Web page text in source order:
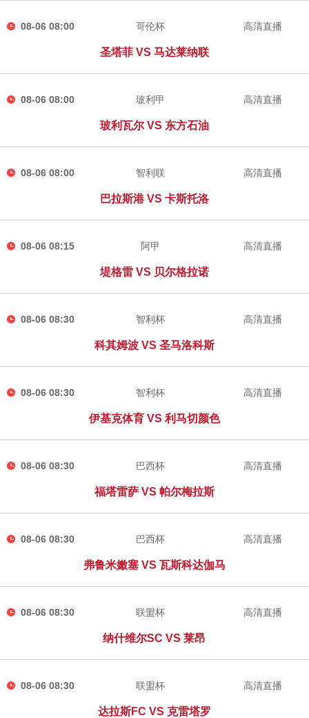
08-06 08:00 哥伦杯
圣塔菲 VS 马达莱纳联
高清直播
08-06 08:00 玻利甲
玻利瓦尔 VS 东方石油
高清直播
08-06 08:00 智利联
巴拉斯港 VS 卡斯托洛
高清直播
08-06 08:15 阿甲
堤格雷 VS 贝尔格拉诺
高清直播
08-06 08:30 智利杯
科其姆波 VS 圣马洛科斯
高清直播
08-06 08:30 智利杯
伊基克体育 VS 利马切颜色
高清直播
08-06 08:30 巴西杯
福塔雷萨 VS 帕尔梅拉斯
高清直播
08-06 08:30 巴西杯
弗鲁米嫩塞 VS 瓦斯科达伽马
高清直播
08-06 08:30 联盟杯
纳什维尔SC VS 莱昂
高清直播
08-06 08:30 联盟杯
达拉斯FC VS 克雷塔罗
高清直播